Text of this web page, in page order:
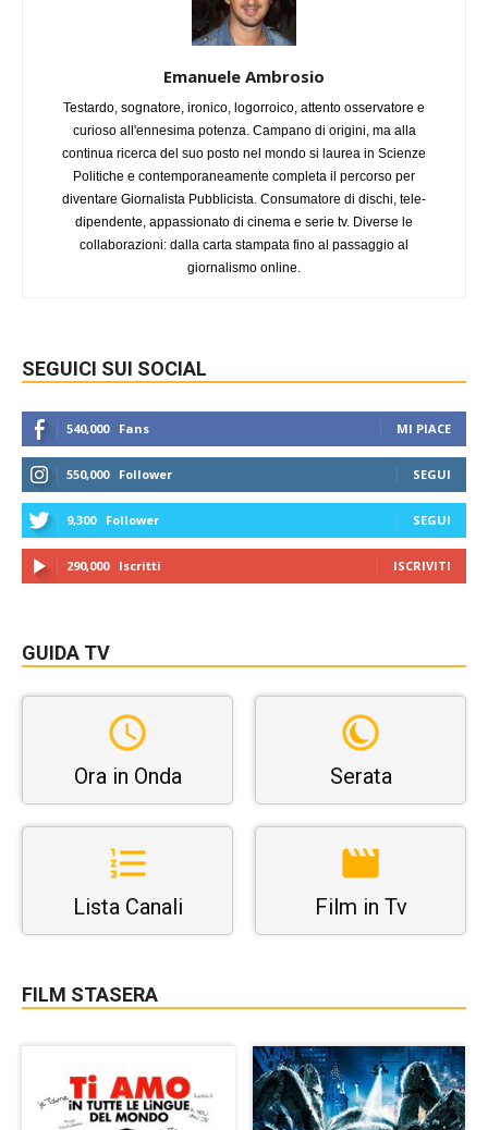
Emanuele Ambrosio
Testardo, sognatore, ironico, logorroico, attento osservatore e
curioso all'ennesima potenza. Campano di origini, ma alla
continua ricerca del suo posto nel mondo si laurea in Scienze
Politiche e contemporaneamente completa il percorso per
diventare Giornalista Pubblicista. Consumatore di dischi, tele-
dipendente, appassionato di cinema e serie tv. Diverse le
collaborazioni: dalla carta stampata fino al passaggio al
giornalismo online.
SEGUICI SUI SOCIAL
540,000 Fans MI PIACE
550,000 Follower SEGUI
9,300 Follower SEGUI
290,000 Iscritti ISCRIVITI
GUIDA TV
Ora in Onda Serata
Lista Canali Film in Tv
FILM STASERA